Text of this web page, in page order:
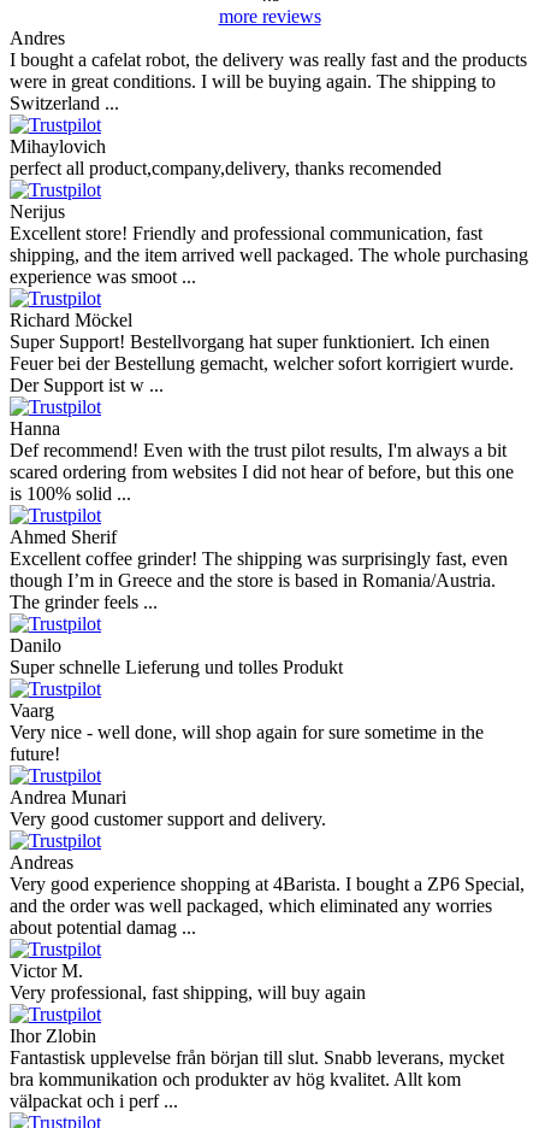
more reviews
Andres
I bought a cafelat robot, the delivery was really fast and the products
were in great conditions. I will be buying again. The shipping to
Switzerland ...
Mihaylovich
perfect all product,company,delivery, thanks recomended
Nerijus
Excellent store! Friendly and professional communication, fast
shipping, and the item arrived well packaged. The whole purchasing
experience was smoot ...
Richard Möckel
Super Support! Bestellvorgang hat super funktioniert. Ich einen
Feuer bei der Bestellung gemacht, welcher sofort korrigiert wurde.
Der Support ist w ...
Hanna
Def recommend! Even with the trust pilot results, I'm always a bit
scared ordering from websites I did not hear of before, but this one
is 100% solid ...
Ahmed Sherif
Excellent coffee grinder! The shipping was surprisingly fast, even
though I’m in Greece and the store is based in Romania/Austria.
The grinder feels ...
Danilo
Super schnelle Lieferung und tolles Produkt
Vaarg
Very nice - well done, will shop again for sure sometime in the
future!
Andrea Munari
Very good customer support and delivery.
Andreas
Very good experience shopping at 4Barista. I bought a ZP6 Special,
and the order was well packaged, which eliminated any worries
about potential damag ...
Victor M.
Very professional, fast shipping, will buy again
Ihor Zlobin
Fantastisk upplevelse från början till slut. Snabb leverans, mycket
bra kommunikation och produkter av hög kvalitet. Allt kom
välpackat och i perf ...